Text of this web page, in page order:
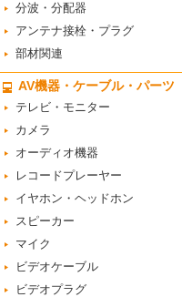
分波・分配器
アンテナ接栓・プラグ
部材関連
AV機器・ケーブル・パーツ
テレビ・モニター
カメラ
オーディオ機器
レコードプレーヤー
イヤホン・ヘッドホン
スピーカー
マイク
ビデオケーブル
ビデオプラグ